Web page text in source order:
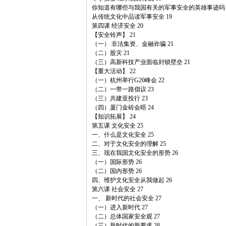
你知道有哪些与我国有关的军事安全的英雄事迹吗
从传统文化中品读军事安全 19
第四课 经济安全 20
【安全铃声】 21
（一） 非法集资、金融诈骗 21
（二）股灾 21
（三）高新科技产业面临封锁壁垒 21
【重大活动】 22
（一）杭州举行G20峰会 22
（二）一带一路倡议 23
（三）共建亚投行 23
（四）厦门金砖会晤 24
【知识拓展】 24
第五课 文化安全 25
一、什么是文化安全 25
二、对于文化安全的理解 25
三、现在我国文化安全的形势 26
（一）国际形势 26
（二）国内形势 26
四、维护文化安全从我做起 26
第六课 社会安全 27
一、 新时代的社会安全 27
（一）进入新时代 27
（二）总体国家安全观 27